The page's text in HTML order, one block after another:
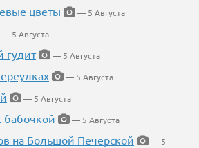
цветы
— 5 Августа
— 5 Августа
гудит
— 5 Августа
— 5 Августа
— 5 Августа
бабочкой
— 5 Августа
на Большой Печерской
— 5